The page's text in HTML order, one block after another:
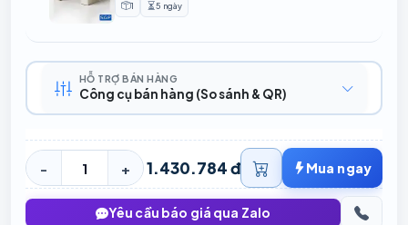
Sản phẩm
1 Thời gian chuẩn bị
5 ngày
HỖ TRỢ BÁN HÀNG
Công cụ bán hàng (So sánh & QR)
- + 1.430.784 đ Mua ngay
Yêu cầu báo giá qua Zalo